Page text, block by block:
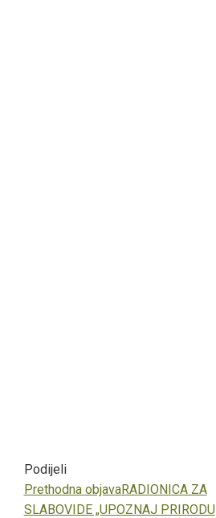
Podijeli
Facebook
Twitter
LinkedIn
Pinterest
Stumbleupon
Email
Prethodna objavaRADIONICA ZA
SLABOVIDE „UPOZNAJ PRIRODU